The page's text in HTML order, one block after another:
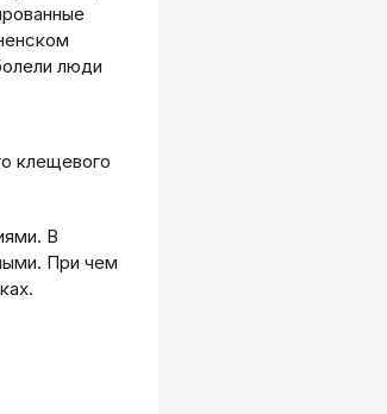
люди
клещевого
В
При чем